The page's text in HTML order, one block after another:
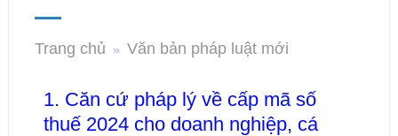
Trang chủ » Văn bản pháp luật mới
1. Căn cứ pháp lý về cấp mã số
thuế 2024 cho doanh nghiệp, cá